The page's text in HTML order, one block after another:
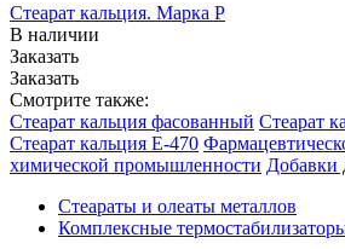
Стеарат кальция. Марка P
В наличии
Заказать
Заказать
Смотрите также:
Стеарат кальция фасованный Стеарат
Стеарат кальция Е-470
химической промышленности Добавки
Стеараты и олеаты металлов
Комплексные